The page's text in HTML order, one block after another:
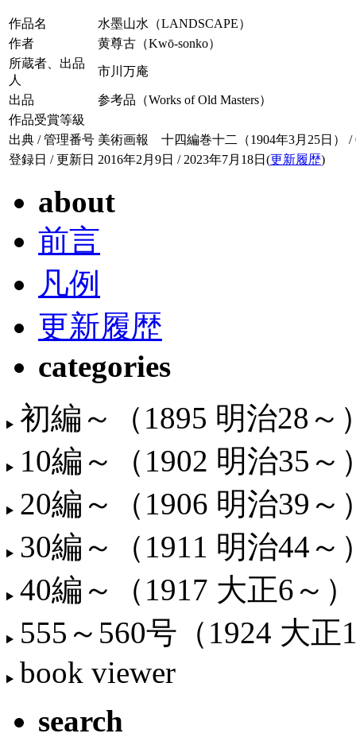
作品名
水墨山水（LANDSCAPE）
作者
黄尊古（Kwō-sonko）
所蔵者、出品
人
市川万庵
出品
参考品（Works of Old Masters）
作品受賞等級
出典 / 管理番号 美術画報 十四編巻十二（1904年3月25日） /
登録日 / 更新日 2016年2月9日 / 2023年7月18日(更新履歴)
about
前言
凡例
更新履歴
categories
初編～（1895 明治28～
10編～（1902 明治35～
20編～（1906 明治39～
30編～（1911 明治44～
40編～（1917 大正6～）
555～560号（1924 大正
book viewer
search